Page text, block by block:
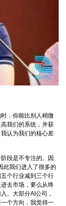
，你能比别人稍微
我们的系统，并获
认为我们的核心差
段是不专注的。因
此我们进入了很多的
个行业减到三个行
去市场，要么从终
。大部分AI公司，
个方向，我觉得一